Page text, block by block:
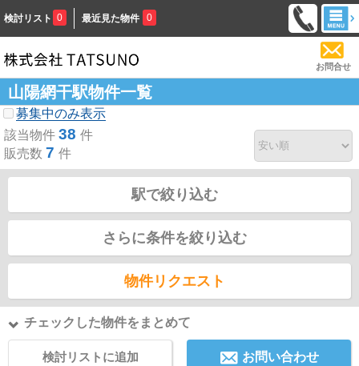
検討リスト 0 最近見た物件 0
お問合せ
山陽網干駅物件一覧
募集中のみ表示
該当物件 38 件
販売数 7 件
駅で絞り込む
さらに条件を絞り込む
物件リクエスト
チェックした物件をまとめて
検討リストに追加 お問い合わせ